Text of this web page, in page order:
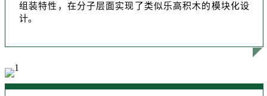
组装特性，在分子层面实现了类似乐高积木的模块化设
计。